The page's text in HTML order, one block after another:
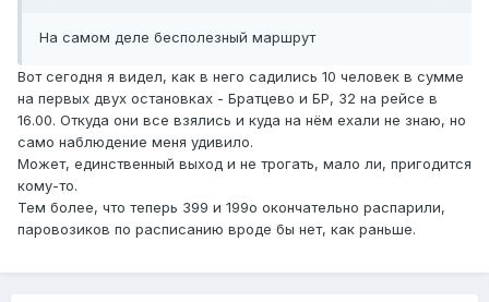
На самом деле бесполезный маршрут
Вот сегодня я видел, как в него садились 10 человек в сумме
на первых двух остановках - Братцево и БР, 32 на рейсе в
16.00. Откуда они все взялись и куда на нём ехали не знаю, но
само наблюдение меня удивило.
Может, единственный выход и не трогать, мало ли, пригодится
кому-то.
Тем более, что теперь 399 и 199о окончательно распарили,
паровозиков по расписанию вроде бы нет, как раньше.